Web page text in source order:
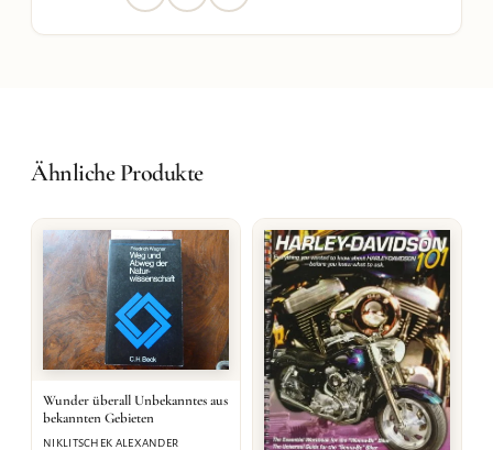
Ähnliche Produkte
Wunder überall Unbekanntes aus
bekannten Gebieten
NIKLITSCHEK ALEXANDER